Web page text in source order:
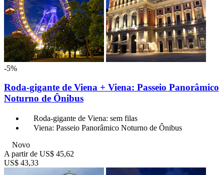
-5%
Roda-gigante de Viena + Viena: Passeio Panorâmico
Noturno de Ônibus
Roda-gigante de Viena: sem filas
Viena: Passeio Panorâmico Noturno de Ônibus
Novo
A partir de US$ 45,62
US$ 43,33